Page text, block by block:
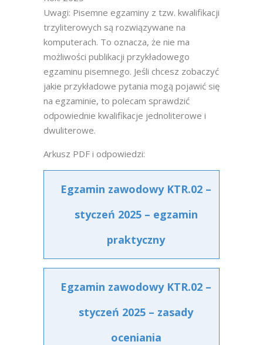
Uwagi: Pisemne egzaminy z tzw. kwalifikacji
trzyliterowych są rozwiązywane na
komputerach. To oznacza, że nie ma
możliwości publikacji przykładowego
egzaminu pisemnego. Jeśli chcesz zobaczyć
jakie przykładowe pytania mogą pojawić się
na egzaminie, to polecam sprawdzić
odpowiednie kwalifikacje jednoliterowe i
dwuliterowe.
Arkusz PDF i odpowiedzi:
Egzamin zawodowy KTR.02 –
styczeń 2025 – egzamin
praktyczny
Egzamin zawodowy KTR.02 –
styczeń 2025 – zasady
oceniania